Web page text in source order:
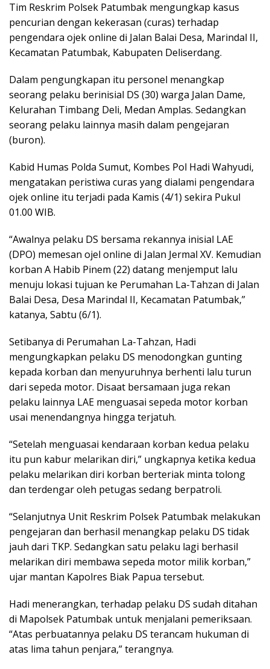
Tim Reskrim Polsek Patumbak mengungkap kasus
pencurian dengan kekerasan (curas) terhadap
pengendara ojek online di Jalan Balai Desa, Marindal II,
Kecamatan Patumbak, Kabupaten Deliserdang.
Dalam pengungkapan itu personel menangkap
seorang pelaku berinisial DS (30) warga Jalan Dame,
Kelurahan Timbang Deli, Medan Amplas. Sedangkan
seorang pelaku lainnya masih dalam pengejaran
(buron).
Kabid Humas Polda Sumut, Kombes Pol Hadi Wahyudi,
mengatakan peristiwa curas yang dialami pengendara
ojek online itu terjadi pada Kamis (4/1) sekira Pukul
01.00 WIB.
“Awalnya pelaku DS bersama rekannya inisial LAE
(DPO) memesan ojel online di Jalan Jermal XV. Kemudian
korban A Habib Pinem (22) datang menjemput lalu
menuju lokasi tujuan ke Perumahan La-Tahzan di Jalan
Balai Desa, Desa Marindal II, Kecamatan Patumbak,”
katanya, Sabtu (6/1).
Setibanya di Perumahan La-Tahzan, Hadi
mengungkapkan pelaku DS menodongkan gunting
kepada korban dan menyuruhnya berhenti lalu turun
dari sepeda motor. Disaat bersamaan juga rekan
pelaku lainnya LAE menguasai sepeda motor korban
usai menendangnya hingga terjatuh.
“Setelah menguasai kendaraan korban kedua pelaku
itu pun kabur melarikan diri,” ungkapnya ketika kedua
pelaku melarikan diri korban berteriak minta tolong
dan terdengar oleh petugas sedang berpatroli.
“Selanjutnya Unit Reskrim Polsek Patumbak melakukan
pengejaran dan berhasil menangkap pelaku DS tidak
jauh dari TKP. Sedangkan satu pelaku lagi berhasil
melarikan diri membawa sepeda motor milik korban,”
ujar mantan Kapolres Biak Papua tersebut.
Hadi menerangkan, terhadap pelaku DS sudah ditahan
di Mapolsek Patumbak untuk menjalani pemeriksaan.
“Atas perbuatannya pelaku DS terancam hukuman di
atas lima tahun penjara,” terangnya.